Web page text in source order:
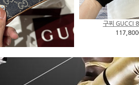
보테가베네타 Bottega Veneta 벨..
99,800원